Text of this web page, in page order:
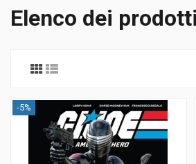
Elenco dei
-5%